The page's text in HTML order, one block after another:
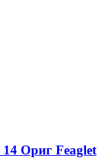
Ориг Feaglet